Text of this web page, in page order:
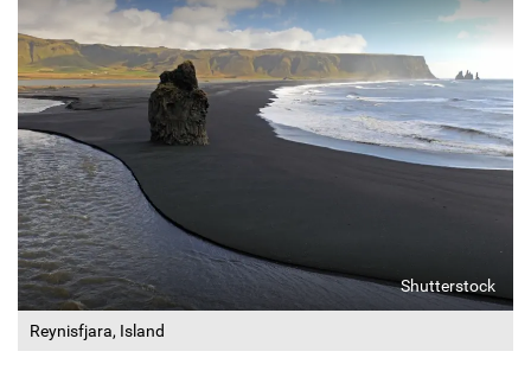
Reynisfjara, Island
Shutterstock